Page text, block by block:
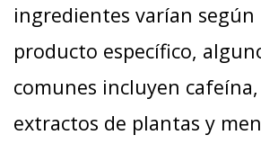
ingredientes varían según
producto específico,
comunes incluyen
extractos de plantas y